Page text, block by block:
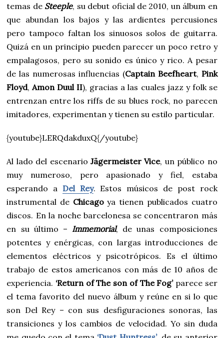
temas deSteeple, su debut oficial de 2010, un álbum en
que abundan los bajos y las ardientes percusiones
pero tampoco faltan los sinuosos solos de guitarra.
Quizá en un principio pueden parecer un poco retro y
empalagosos, pero su sonido es único y rico. A pesar
de las numerosas influencias (Captain Beefheart, Pink
Floyd, Amon Duul II), gracias a las cuales jazz y folk se
entrenzan entre los riffs de su blues rock, no parecen
imitadores, experimentan y tienen su estilo particular.
{youtube}LERQdakduxQ{/youtube}
Al lado del escenario Jägermeister Vice, un público no
muy numeroso, pero apasionado y fiel, estaba
esperando a Del Rey. Estos músicos de post rock
instrumental de Chicagoya tienen publicados cuatro
discos. En la noche barcelonesa se concentraron más
en su último – Immemorial, de unas composiciones
potentes y enérgicas, con largas introducciones de
elementos eléctricos y psicotrópicos. Es el último
trabajo de estos americanos con más de 10 años de
experiencia. ‘Return of The son of The Fog’parece ser
el tema favorito del nuevo álbum y reúne en si lo que
son Del Rey – con sus desfiguraciones sonoras, las
transiciones y los cambios de velocidad. Yo sin duda